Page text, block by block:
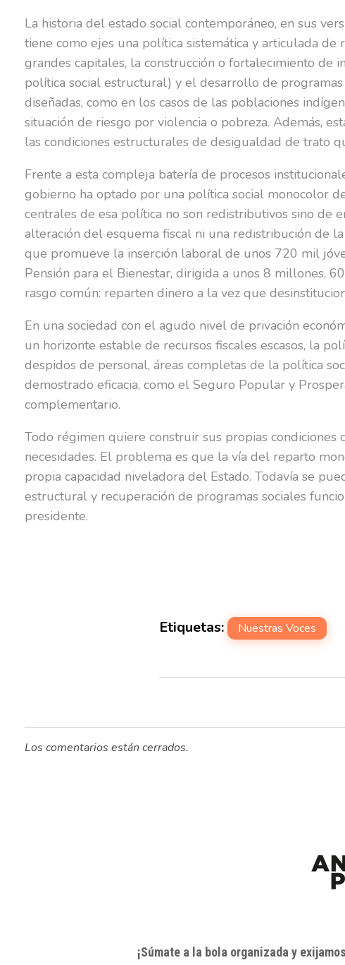
La historia del estado social contemporáneo, en sus
tiene como ejes una política sistemática y articulada
grandes capitales, la construcción o fortalecimiento de
política social estructural) y el desarrollo de
diseñadas, como en los casos de las poblaciones
situación de riesgo por violencia o pobreza. Además,
las condiciones estructurales de desigualdad de trato
Frente a esta compleja batería de procesos
gobierno ha optado por una política social monocolor
centrales de esa política no son redistributivos sino de
alteración del esquema fiscal ni una redistribución de
que promueve la inserción laboral de unos 720 mil
Pensión para el Bienestar, dirigida a unos 8 millones,
rasgo común: reparten dinero a la vez que
En una sociedad con el agudo nivel de privación
un horizonte estable de recursos fiscales escasos, la
despidos de personal, áreas completas de la política
demostrado eficacia, como el Seguro Popular y
complementario.
Todo régimen quiere construir sus propias
necesidades. El problema es que la vía del reparto
propia capacidad niveladora del Estado. Todavía se
estructural y recuperación de programas sociales
presidente.
Etiquetas: Nuestras Voces
Los comentarios están cerrados.
¡Súmate a la bola organizada y